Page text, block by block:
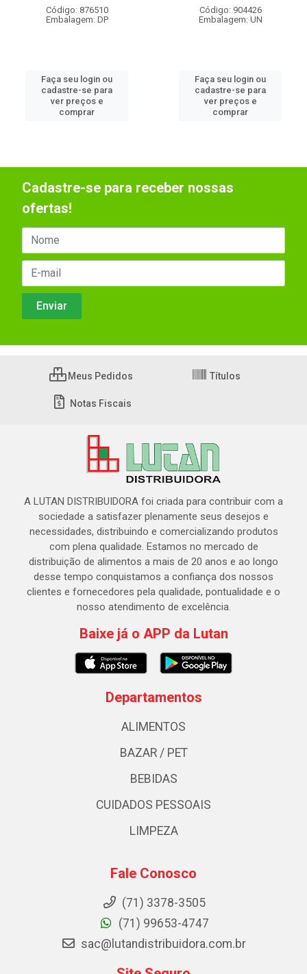
Código: 876510
Embalagem: DP
Faça seu login ou
cadastre-se para
ver preços e
comprar
Código: 904426
Embalagem: UN
Faça seu login ou
cadastre-se para
ver preços e
comprar
Cadastre-se para receber nossas
ofertas!
Meus Pedidos Títulos
Notas Fiscais
A LUTAN DISTRIBUIDORA foi criada para contribuir com a
sociedade a satisfazer plenamente seus desejos e
necessidades, distribuindo e comercializando produtos
com plena qualidade. Estamos no mercado de
distribuição de alimentos a mais de 20 anos e ao longo
desse tempo conquistamos a confiança dos nossos
clientes e fornecedores pela qualidade, pontualidade e o
nosso atendimento de excelência.
Baixe já o APP da Lutan
Departamentos
ALIMENTOS
BAZAR / PET
BEBIDAS
CUIDADOS PESSOAIS
LIMPEZA
Fale Conosco
(71) 3378-3505
(71) 99653-4747
sac@lutandistribuidora.com.br